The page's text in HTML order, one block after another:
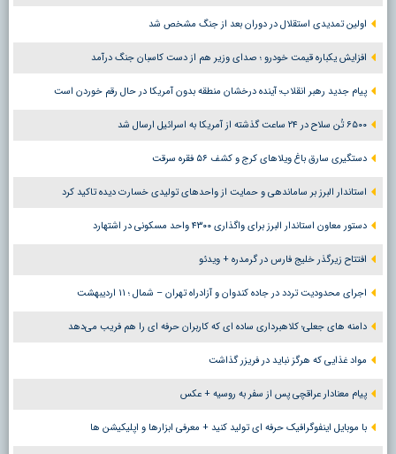
اولین تمدیدی استقلال در دوران بعد از جنگ مشخص شد
افزایش یکباره قیمت خودرو ؛ صدای وزیر هم از دست کاسبان جنگ درآمد
پیام جدید رهبر انقلاب؛ آینده درخشان منطقه بدون آمریکا در حال رقم خوردن است
۶۵۰۰ تُن سلاح در ۲۴ ساعت گذشته از آمریکا به اسرائیل ارسال شد
دستگیری سارق باغ ویلاهای کرج و کشف ۵۶ فقره سرقت
استاندار البرز بر ساماندهی و حمایت از واحدهای تولیدی خسارت دیده تاکید کرد
دستور معاون استاندار البرز برای واگذاری ۴۳۰۰ واحد مسکونی در اشتهارد
افتتاح زیرگذر خلیج فارس در گرمدره + ویدئو
اجرای محدودیت تردد در جاده کندوان و آزادراه تهران – شمال ؛ ١١ اردیبهشت
دامنه های جعلی؛ کلاهبرداری ساده ای که کاربران حرفه ای را هم فریب می‌دهد
مواد غذایی که هرگز نباید در فریزر گذاشت
پیام معنادار عراقچی پس از سفر به روسیه + عکس
با موبایل اینفوگرافیک حرفه ای تولید کنید + معرفی ابزارها و اپلیکیشن ها